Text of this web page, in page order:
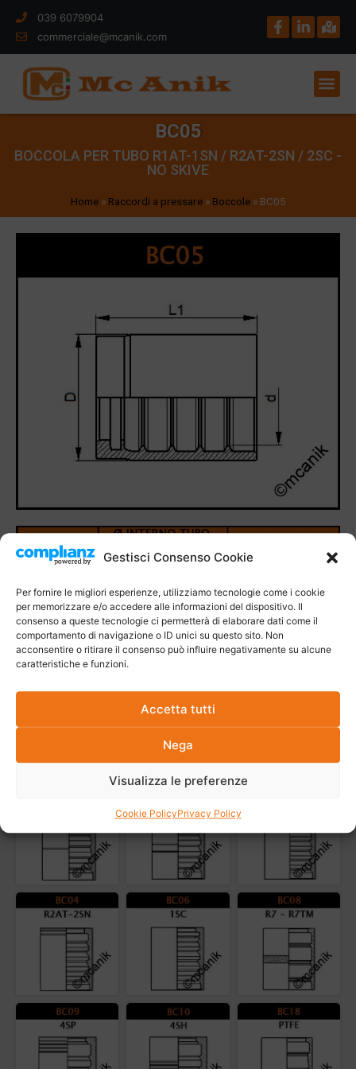
Gestisci Consenso Cookie
Per fornire le migliori esperienze, utilizziamo tecnologie come i cookie
per memorizzare e/o accedere alle informazioni del dispositivo. Il
consenso a queste tecnologie ci permetterà di elaborare dati come il
comportamento di navigazione o ID unici su questo sito. Non
acconsentire o ritirare il consenso può influire negativamente su alcune
caratteristiche e funzioni.
Accetta tutti
Nega
Visualizza le preferenze
Cookie PolicyPrivacy Policy
039 6079904
commerciale@mcanik.com
BC05
BOCCOLA PER TUBO R1AT-1SN / R2AT-2SN / 2SC -
NO SKIVE
Home» Raccordi a pressare» Boccole» BC05